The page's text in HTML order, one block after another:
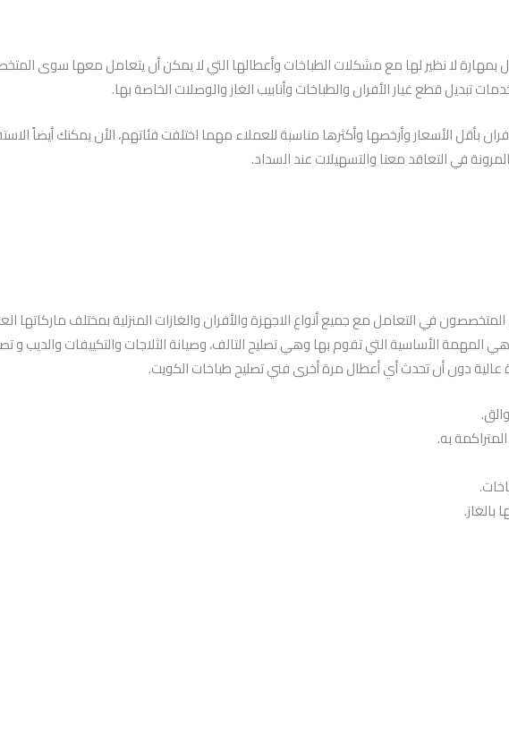
بمهارة لا نظير لها مع مشكلات الطباخات وأعطالها التي لا يمكن أن يتعامل معها سوى
تبديل قطع غيار الأفران والطباخات وأنابيب الغاز والوصلات الخاصة بها.
بأقل الأسعار وأرخصها وأكثرها مناسبة للعملاء مهما اختلفت فئاتهم، الأن يمكنك أيضاً
في التعاقد معنا والتسهيلات عند السداد.
في التعامل مع جميع أنواع الاجهزة والأفران والغازات المنزلية بمختلف ماركاتها
الأساسية التي تقوم بها وهي تصليح التالف، وصيانة الثلاجات والتكييفات والديب و
دون أن تحدث أي أعطال مرة أخرى فني تصليح طباخات الكويت.
به.
بالغاز.